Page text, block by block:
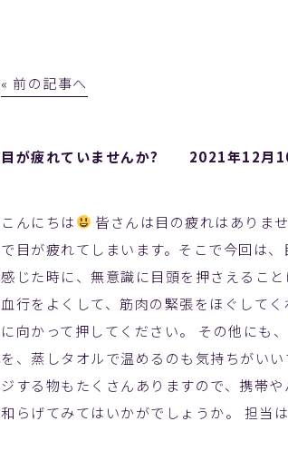
« 前の記事へ
目が疲れていませんか? 2021年12月10
こんにちは
皆さんは目の疲れはありま
で目が疲れてしまいます。そこで今回は
感じた時に、無意識に目頭を押さえるこ
血行をよくして、筋肉の緊張をほぐして
に向かって押してください。 その他にも
を、蒸しタオルで温めるのも気持ちがい
ジする物もたくさんありますので、携帯
和らげてみてはいかがでしょうか。 担当